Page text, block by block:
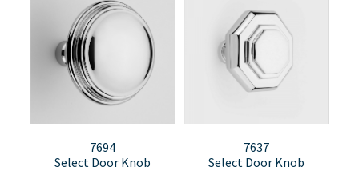
7694
Select Door Knob
7637
Select Door Knob